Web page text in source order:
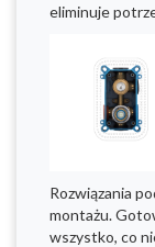
eliminuje
Rozwiązania
montażu.
wszystko, co